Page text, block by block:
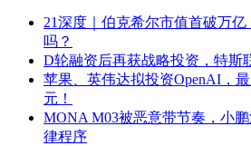
21深度｜伯克希尔市值首破万
吗？
D轮融资后再获战略投资，特斯
苹果、英伟达拟投资OpenAI，
元！
MONA M03被恶意带节奏，小
律程序